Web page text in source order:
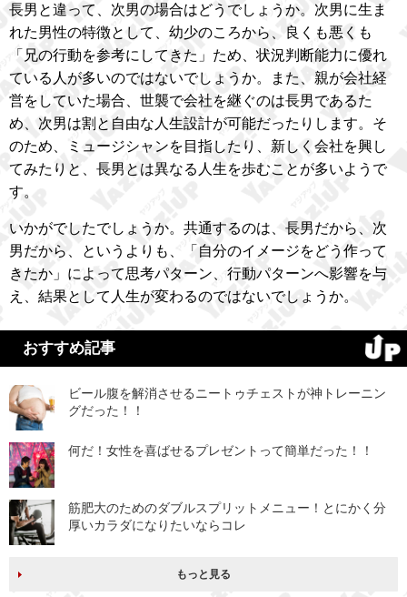
長男と違って、次男の場合はどうでしょうか。次男に生ま
れた男性の特徴として、幼少のころから、良くも悪くも
「兄の行動を参考にしてきた」ため、状況判断能力に優れ
ている人が多いのではないでしょうか。また、親が会社経
営をしていた場合、世襲で会社を継ぐのは長男であるた
め、次男は割と自由な人生設計が可能だったりします。そ
のため、ミュージシャンを目指したり、新しく会社を興し
てみたりと、長男とは異なる人生を歩むことが多いようで
す。
いかがでしたでしょうか。共通するのは、長男だから、次
男だから、というよりも、「自分のイメージをどう作って
きたか」によって思考パターン、行動パターンへ影響を与
え、結果として人生が変わるのではないでしょうか。
おすすめ記事
ビール腹を解消させるニートゥチェストが神トレーニン
グだった！！
何だ！女性を喜ばせるプレゼントって簡単だった！！
筋肥大のためのダブルスプリットメニュー！とにかく分
厚いカラダになりたいならコレ
もっと見る